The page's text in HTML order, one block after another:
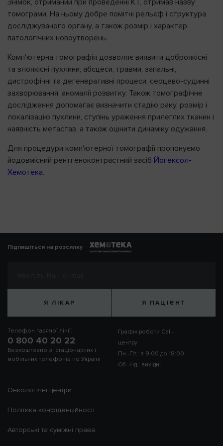
Знімок, отриманий при проведенні КТ, отримав назву
томограми. На ньому добре помітні рельєф і структура
досліджуваного органу, а також розмір і характер
патологічних новоутворень.
Комп'ютерна томографія дозволяє виявити доброякісні
та злоякісні пухлини, абсцеси, травми, запальні,
дистрофічні та дегенеративні процеси, серцево-судинні
захворювання, аномалії розвитку. Також томографічне
дослідження допомагає визначити стадію раку, розмір і
локалізацію пухлини, ступінь ураження прилеглих тканин і
наявність метастаз, а також оцінити динаміку одужання.
Для процедури комп'ютерної томографії пропонуємо
йодовмісний рентгеноконтрастний засіб Йогексол-
Хемотека.
Підпишіться на розсилку
Я ЛІКАР Я ПАЦІЄНТ
Телефон гарячої лінії:
0 800 40 20 22
Безкоштовно зі стаціонарних і
мобільних телефонів по Україні
Графік роботи Call-
центру:
Пн.-Пт.: з 9:00 до 18:00
Сб.-Нд.: вихідні
Онкологічні центри
Політика конфіденційності
Авторські та суміжні права